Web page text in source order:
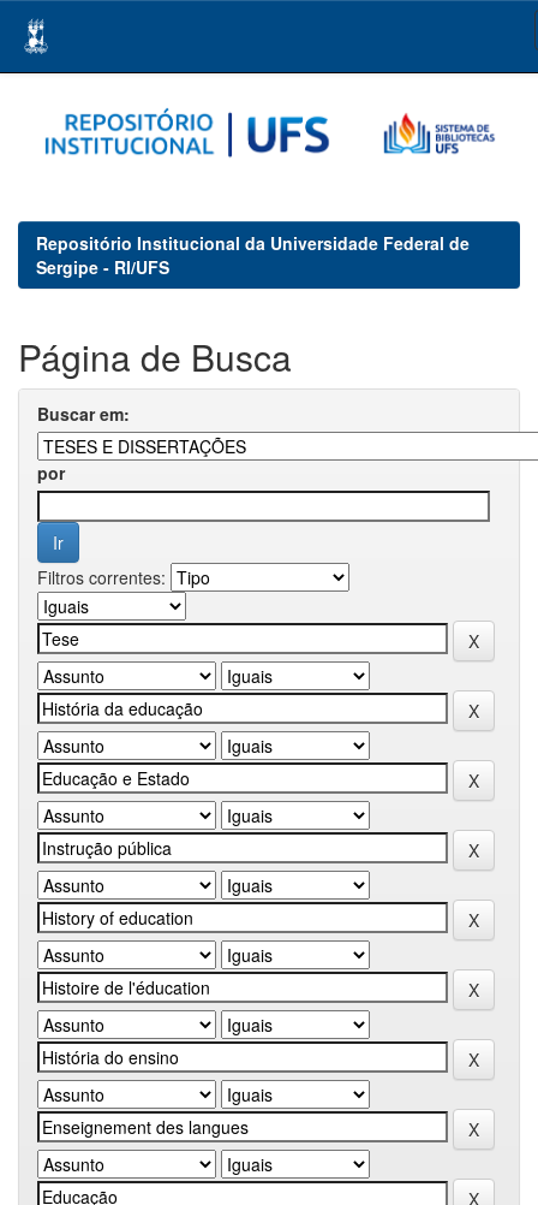
navigation
Repositório Institucional da Universidade Federal de
Sergipe - RI/UFS
Página de Busca
Buscar em:
por
Filtros correntes: